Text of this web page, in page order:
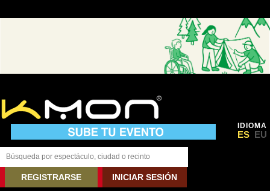
IDIOMA
ES EU
REGISTRARSE INICIAR SESIÓN